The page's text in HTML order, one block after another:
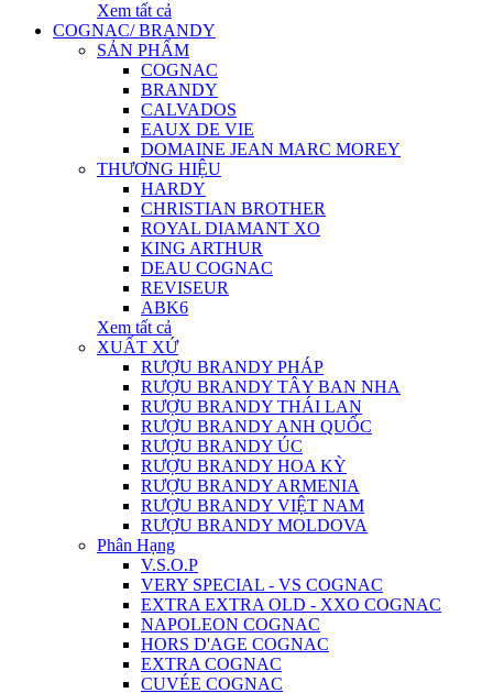
Xem tất cả
COGNAC/ BRANDY
SẢN PHẨM
COGNAC
BRANDY
CALVADOS
EAUX DE VIE
DOMAINE JEAN MARC MOREY
THƯƠNG HIỆU
HARDY
CHRISTIAN BROTHER
ROYAL DIAMANT XO
KING ARTHUR
DEAU COGNAC
REVISEUR
ABK6
Xem tất cả
XUẤT XỨ
RƯỢU BRANDY PHÁP
RƯỢU BRANDY TÂY BAN NHA
RƯỢU BRANDY THÁI LAN
RƯỢU BRANDY ANH QUỐC
RƯỢU BRANDY ÚC
RƯỢU BRANDY HOA KỲ
RƯỢU BRANDY ARMENIA
RƯỢU BRANDY VIỆT NAM
RƯỢU BRANDY MOLDOVA
Phân Hạng
V.S.O.P
VERY SPECIAL - VS COGNAC
EXTRA EXTRA OLD - XXO COGNAC
NAPOLEON COGNAC
HORS D'AGE COGNAC
EXTRA COGNAC
CUVÉE COGNAC